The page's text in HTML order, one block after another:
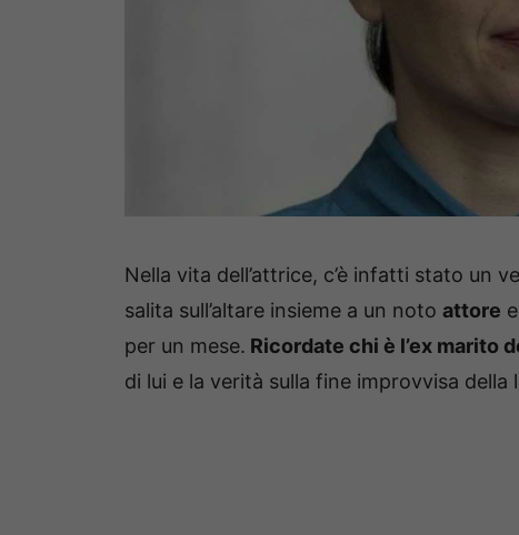
Nella vita dell’attrice, c’è infatti stato un
salita sull’altare insieme a un noto attore e
per un mese. Ricordate chi è l’ex marito
di lui e la verità sulla fine improvvisa della